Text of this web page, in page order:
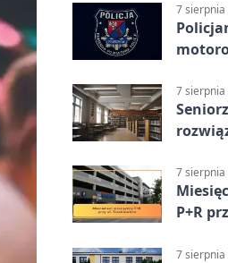
7 sierpnia
7 sierpnia
7 sierpnia
P+R
7 sierpnia